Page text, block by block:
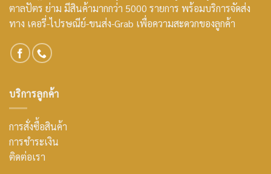
ตาลปัตร ย่าม มีสินค้ามากกว่า 5000 รายการ พร้อมบริการจัดส่ง
ทาง เคอรี่-ไปรษณีย์-ขนส่ง-Grab เพื่อความสะดวกของลูกค้า
บริการลูกค้า
การสั่งซื้อสินค้า
การชำระเงิน
ติดต่อเรา